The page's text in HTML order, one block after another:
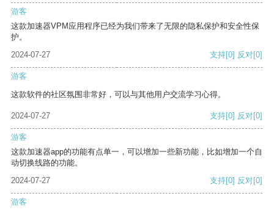
游客
这款加速器VPM应用程序已经为我们带来了无限的隐私保护和安全性保
护。
2024-07-27
支持[0] 反对[0]
游客
这款软件的社区氛围非常好，可以与其他用户交流学习心得。
2024-07-27 支持[0] 反对[0]
游客
这款加速器app的功能有点单一，可以增加一些新功能，比如增加一个自
动切换线路的功能。
2024-07-27
支持[0] 反对[0]
游客